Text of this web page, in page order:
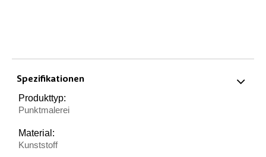
Spezifikationen
Produkttyp:
Punktmalerei
Material:
Kunststoff